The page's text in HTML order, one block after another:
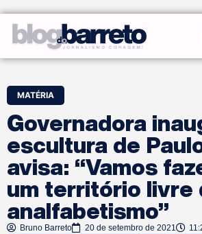
MATÉRIA
Governadora
escultura de
avisa: “Vamos
um território livre
analfabetismo”
Bruno Barreto 20 de setembro de 2021